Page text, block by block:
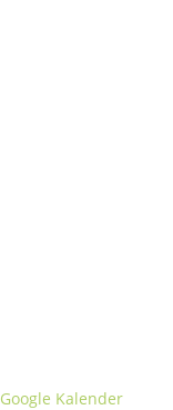
Google Kalender